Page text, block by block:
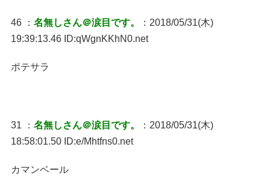
46 ： 名無しさん＠涙目です。
：2018/05/31(木)
19:39:13.46 ID:qWgnKKhN0.net
ポテサラ
31 ： 名無しさん＠涙目です。
：2018/05/31(木)
18:58:01.50 ID:e/Mhtfns0.net
カマンベール